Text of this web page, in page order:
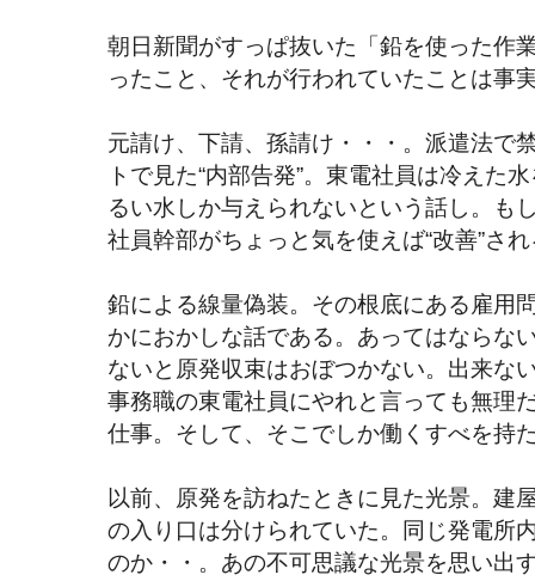
朝日新聞がすっぱ抜いた「鉛を使った作
ったこと、それが行われていたことは事
元請け、下請、孫請け・・・。派遣法で
トで見た“内部告発”。東電社員は冷えた
るい水しか与えられないという話し。も
社員幹部がちょっと気を使えば“改善”さ
鉛による線量偽装。その根底にある雇用
かにおかしな話である。あってはならな
ないと原発収束はおぼつかない。出来な
事務職の東電社員にやれと言っても無理
仕事。そして、そこでしか働くすべを持
以前、原発を訪ねたときに見た光景。建
の入り口は分けられていた。同じ発電所
のか・・。あの不可思議な光景を思い出